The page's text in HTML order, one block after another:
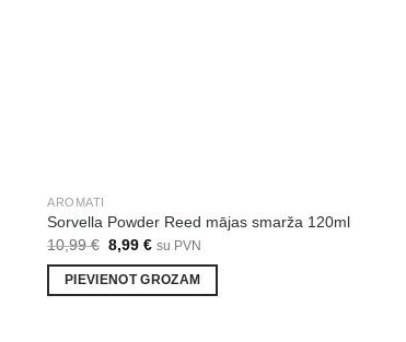
AROMATI
Sorvella Powder Reed mājas smarža 120ml
10,99€ Original
was:
10,99 €.
8,99€Current
is:
8,99 €.
su PVN
PIEVIENOT GROZAM